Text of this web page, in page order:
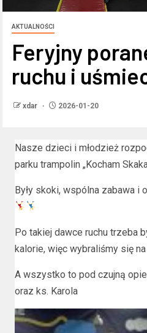
AKTUALNOŚCI
Feryjny
ruchu i
xdar 2026-01-20
Nasze dzieci i młodzież
parku trampolin „Kocham
Były skoki, wspólna zabawa i
Po takiej dawce ruchu trzeba
kalorie, więc wybraliśmy się
A wszystko to pod czujną
oraz ks. Karola